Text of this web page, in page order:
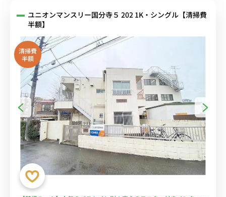
ユニオンマンスリー国分寺５ 202 1K・シングル【清掃費
半額】
清掃費
半額